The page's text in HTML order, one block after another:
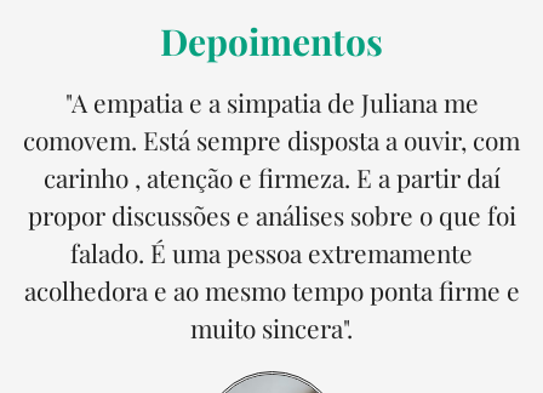
Depoimentos
"A empatia e a simpatia de Juliana me
comovem. Está sempre disposta a ouvir, com
carinho , atenção e firmeza. E a partir daí
propor discussões e análises sobre o que foi
falado. É uma pessoa extremamente
acolhedora e ao mesmo tempo ponta firme e
muito sincera".